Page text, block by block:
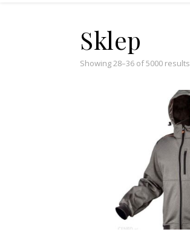
Sklep
Showing 28–36 of 5000 results